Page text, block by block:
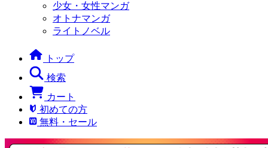
少女・女性マンガ
オトナマンガ
ライトノベル
トップ
検索
カート
初めての方
無料・セール